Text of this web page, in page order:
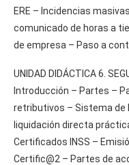
ERE – Incidencias
comunicado de horas a
de empresa – Paso a
UNIDAD DIDÁCTICA 6.
Introducción – Partes –
retributivos – Sistema de
liquidación directa
Certificados INSS –
Certific@2 – Partes de